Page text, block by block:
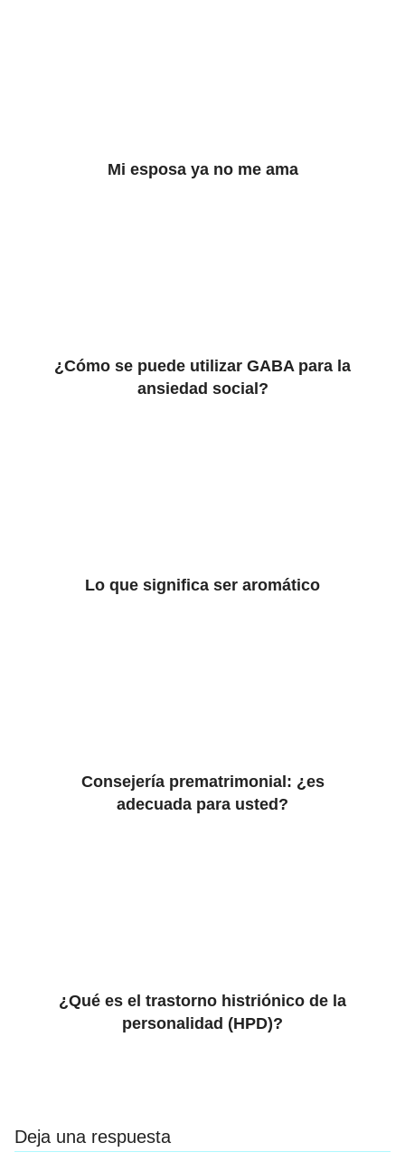
Mi esposa ya no me ama
¿Cómo se puede utilizar GABA para la
ansiedad social?
Lo que significa ser aromático
Consejería prematrimonial: ¿es
adecuada para usted?
¿Qué es el trastorno histriónico de la
personalidad (HPD)?
Deja una respuesta